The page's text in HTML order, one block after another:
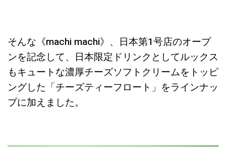
そんな《machi machi》、日本第1号店のオープ
ンを記念して、日本限定ドリンクとしてルックス
もキュートな濃厚チーズソフトクリームをトッピ
ングした「チーズティーフロート」をラインナッ
プに加えました。